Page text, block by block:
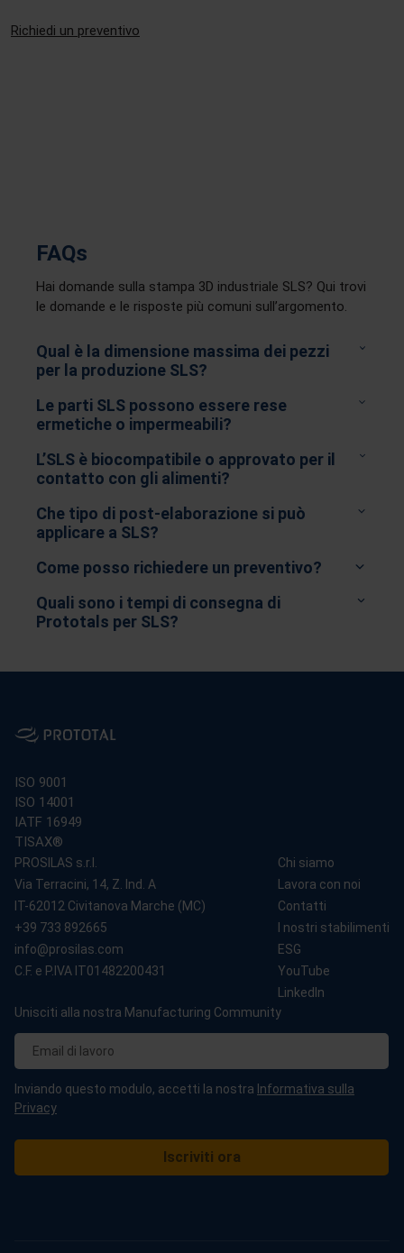
Richiedi un preventivo
FAQs
Hai domande sulla stampa 3D industriale SLS? Qui trovi
le domande e le risposte più comuni sull’argomento.
Qual è la dimensione massima dei pezzi
per la produzione SLS?
Le parti SLS possono essere rese
ermetiche o impermeabili?
levigatura del vapore
L’SLS è biocompatibile o approvato per il
contatto con gli alimenti?
Che tipo di post-elaborazione si può
applicare a SLS?
Post-processing della stampa 3D SLS
Micro-pallinatura
Primer, Verniciatura, Coating e Laccatura
Inserti filettati/non filettati
Come posso richiedere un preventivo?
Contattaci
Svezia:
Danimarca:
635855
Italia: info@prosilas.com
+39 733 892665
Austria, Germania e Svizzera:
3dp@prototalgroup.at
+43 5572 52946-9
Quali sono i tempi di consegna di
Prototals per SLS?
ISO 9001
ISO 14001
IATF 16949
TISAX®
PROSILAS s.r.l.
Via Terracini, 14, Z. Ind. A
IT-62012 Civitanova Marche (MC)
+39 733 892665
info@prosilas.com
C.F. e P.IVA IT01482200431
Chi siamo
Lavora con noi
Contatti
I nostri stabilimenti
ESG
YouTube
LinkedIn
Unisciti alla nostra Manufacturing Community
Inviando questo modulo, accetti la nostra Informativa sulla
Privacy